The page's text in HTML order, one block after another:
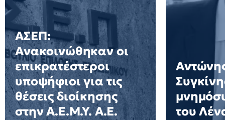
ΑΣΕΠ:
Ανακοινώθηκαν οι
επικρατέστεροι
υποψήφιοι για τις
θέσεις διοίκησης
στην Α.Ε.Μ.Υ. Α.Ε.
του